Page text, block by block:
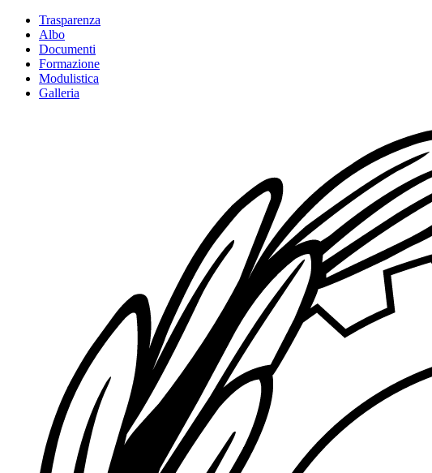
Trasparenza
Albo
Documenti
Formazione
Modulistica
Galleria